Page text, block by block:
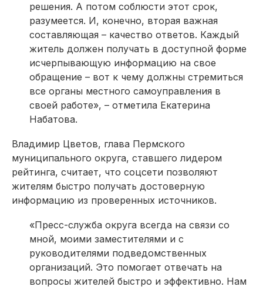
решения. А потом соблюсти этот срок,
разумеется. И, конечно, вторая важная
составляющая – качество ответов. Каждый
житель должен получать в доступной форме
исчерпывающую информацию на свое
обращение – вот к чему должны стремиться
все органы местного самоуправления в
своей работе», – отметила Екатерина
Набатова.
Владимир Цветов, глава Пермского
муниципального округа, ставшего лидером
рейтинга, считает, что соцсети позволяют
жителям быстро получать достоверную
информацию из проверенных источников.
«Пресс-служба округа всегда на связи со
мной, моими заместителями и с
руководителями подведомственных
организаций. Это помогает отвечать на
вопросы жителей быстро и эффективно. Нам